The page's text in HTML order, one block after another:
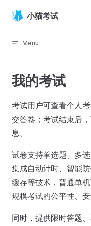
Skip to content
小猫考试
Menu
我的考试
考试用户可查看个人
交答卷；考试结束后
息。
试卷支持单选题、多
集成自动计时、智能
缓存等技术，普通单
规模考试的公平性、安
同时，提供限时答题